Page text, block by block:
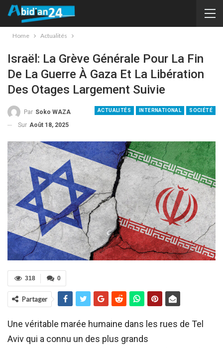
Home Actualités
Israël: La Grève Générale Pour La Fin
De La Guerre À Gaza Et La Libération
Des Otages Largement Suivie
ACTUALITÉS INTERNATIONAL SOCIÉTÉ
Par Soko WAZA
Sur Août 18, 2025
0
318
Partager
Une véritable marée humaine dans les rues de Tel
Aviv qui a connu un des plus grands